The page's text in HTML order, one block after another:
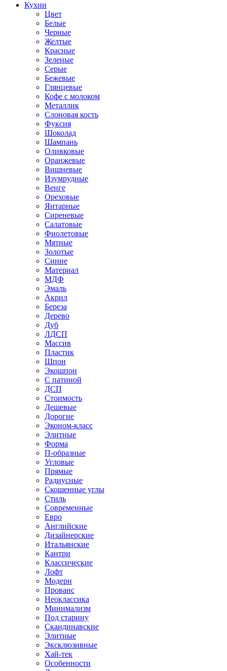
Кухни
Цвет
Белые
Черные
Желтые
Красные
Зеленые
Серые
Бежевые
Глянцевые
Кофе с молоком
Металлик
Слоновая кость
Фуксия
Шоколад
Шампань
Оливковые
Оранжевые
Вишневые
Изумрудные
Венге
Ореховые
Янтарные
Сиреневые
Салатовые
Фиолетовые
Мятные
Золотые
Синие
Материал
МДФ
Эмаль
Акрил
Береза
Дерево
Дуб
ЛДСП
Массив
Пластик
Шпон
Экошпон
С патиной
ДСП
Стоимость
Дешевые
Дорогие
Эконом-класс
Элитные
Форма
П-образные
Угловые
Прямые
Радиусные
Скошенные углы
Стиль
Современные
Евро
Английские
Дизайнерские
Итальянские
Кантри
Классические
Лофт
Модерн
Прованс
Неоклассика
Минимализм
Под старину
Скандинавские
Элитные
Эксклюзивные
Хай-тек
Особенности